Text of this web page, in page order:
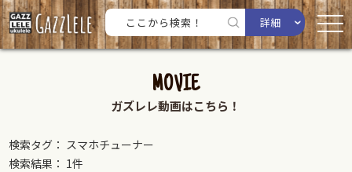
詳細
MOVIE
ガズレレ動画はこちら！
検索タグ： スマホチューナー
検索結果： 1件